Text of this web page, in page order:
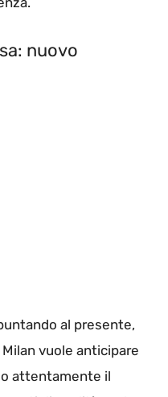
nuovo
al presente,
vuole anticipare
attentamente il